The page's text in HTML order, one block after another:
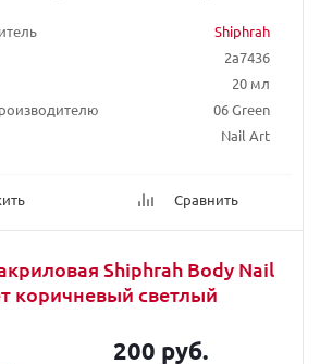
Shiphrah
2a7436
20 мл
06 Green
Nail Art
Сравнить
Shiphrah Body Nail
коричневый светлый
200 руб.